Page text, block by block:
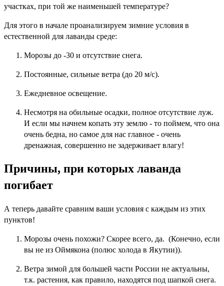
участках, при той же наименьшей температуре?
Для этого в начале проанализируем зимние условия в
естественной для лаванды среде:
Морозы до -30 и отсутствие снега.
Постоянные, сильные ветра (до 20 м/с).
Ежедневное освещение.
Несмотря на обильные осадки, полное отсутствие луж.
И если мы начнем копать эту землю - то поймем, что она
очень бедна, но самое для нас главное - очень
дренажная, совершенно не задерживает влагу!
Причины, при которых лаванда
погибает
А теперь давайте сравним ваши условия с каждым из этих
пунктов!
Морозы очень похожи? Скорее всего, да. (Конечно, если
вы не из Оймякона (полюс холода в Якутии)).
Ветра зимой для большей части России не актуальны,
т.к. растения, как правило, находятся под шапкой снега.